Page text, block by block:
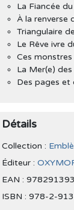
La Fiancée
À la renverse
Triangulaire
Le Rêve ivre
Ces
La Mer(e)
Des pages et
Détails
Collection :
Éditeur :
EAN :
ISBN : 978-2-